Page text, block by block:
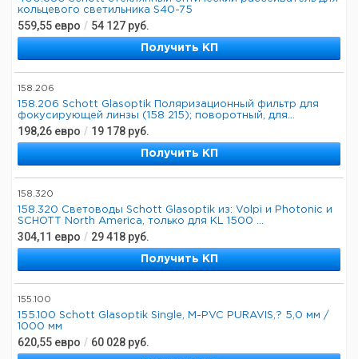
кольцевого светильника S40-75
559,55 евро / 54 127 руб.
Получить КП
158.206
158.206 Schott Glasoptik Поляризационный фильтр для
фокусирующей линзы (158 215); поворотный, для...
198,26 евро / 19 178 руб.
Получить КП
158.320
158.320 Световоды Schott Glasoptik из: Volpi и Photonic и
SCHOTT North America, только для KL 1500 ...
304,11 евро / 29 418 руб.
Получить КП
155.100
155.100 Schott Glasoptik Single, M-PVC PURAVIS,? 5,0 мм /
1000 мм
620,55 евро / 60 028 руб.